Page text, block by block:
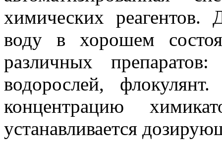
химических реагентов.
воду в хорошем
различных
водорослей,
концентрацию
устанавливается